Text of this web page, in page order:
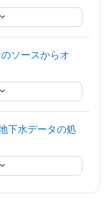
ソースからオ
下水データの処